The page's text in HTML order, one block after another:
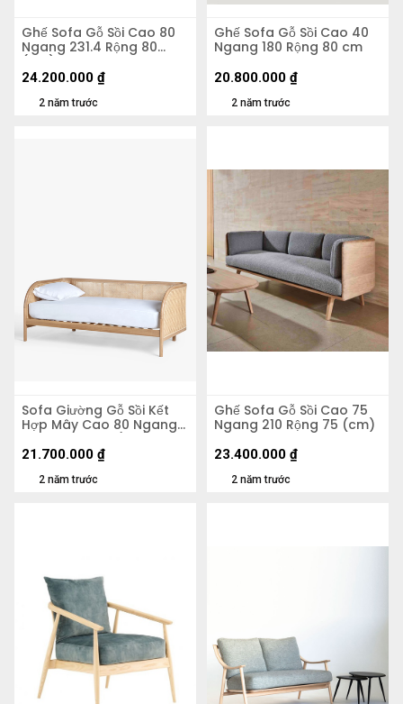
Ghế Sofa Gỗ Sồi Cao 80
Ngang 231.4 Rộng 80
(cm)
2 năm trước
24.200.000 ₫
Ghế Sofa Gỗ Sồi Cao 40
Ngang 180 Rộng 80 cm
2 năm trước
20.800.000 ₫
Sofa Giường Gỗ Sồi Kết
Hợp Mây Cao 80 Ngang
200 Rộng 98,5 (cm)
2 năm trước
21.700.000 ₫
Ghế Sofa Gỗ Sồi Cao 75
Ngang 210 Rộng 75 (cm)
2 năm trước
23.400.000 ₫